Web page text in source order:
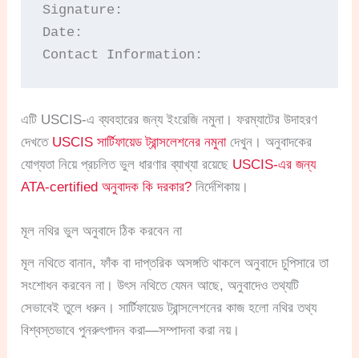
Signature:
Date:
Contact Information:
এটি USCIS-এ ব্যবহারের জন্য ইংরেজি নমুনা। ফরম্যাটের উদাহরণ
দেখতে USCIS সার্টিফায়েড ট্রান্সলেশনের নমুনাদেখুন। অনুবাদকের
যোগ্যতা নিয়ে প্রচলিত ভুল ধারণার ব্যাখ্যা রয়েছে USCIS-এর জন্য
ATA-certified অনুবাদক কি দরকার? নির্দেশিকায়।
মূল নথির ভুল অনুবাদে ঠিক করবেন না
মূল নথিতে বানান, ফাঁক বা দাপ্তরিক অসঙ্গতি থাকলে অনুবাদে চুপিসারে তা
সংশোধন করবেন না। উৎস নথিতে যেমন আছে, অনুবাদেও তথ্যটি
সেভাবেই তুলে ধরুন। সার্টিফায়েড ট্রান্সলেশনের কাজ হলো নথির তথ্য
বিশ্বস্তভাবে পুনরুৎপাদন করা—সম্পাদনা করা নয়।